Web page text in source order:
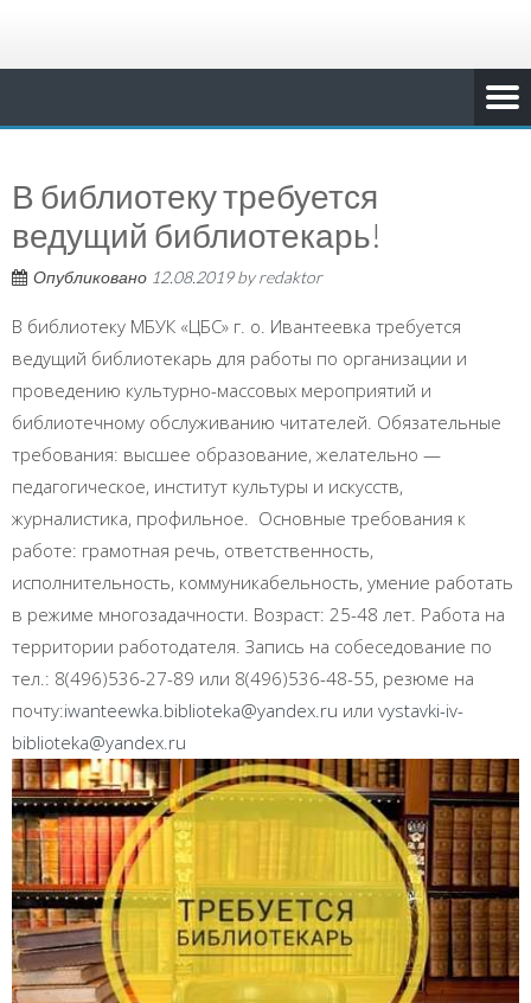
В библиотеку требуется
ведущий библиотекарь!
Опубликовано 12.08.2019byredaktor
В библиотеку МБУК «ЦБС» г. о. Ивантеевка требуется
ведущий библиотекарь для работы по организации и
проведению культурно-массовых мероприятий и
библиотечному обслуживанию читателей. Обязательные
требования: высшее образование, желательно —
педагогическое, институт культуры и искусств,
журналистика, профильное. Основные требования к
работе: грамотная речь, ответственность,
исполнительность, коммуникабельность, умение работать
в режиме многозадачности. Возраст: 25-48 лет. Работа на
территории работодателя. Запись на собеседование по
тел.: 8(496)536-27-89 или 8(496)536-48-55, резюме на
почту:iwanteewka.biblioteka@yandex.ru или vystavki-iv-
biblioteka@yandex.ru